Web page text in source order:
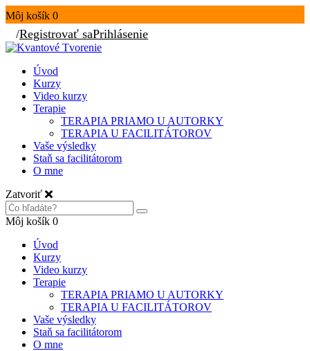
Môj košík 0
/Registrovať saPrihlásenie
Úvod
Kurzy
Video kurzy
Terapie
TERAPIA PRIAMO U AUTORKY
TERAPIA U FACILITÁTOROV
Vaše výsledky
Staň sa facilitátorom
O mne
Zatvoriť
Môj košík 0
Úvod
Kurzy
Video kurzy
Terapie
TERAPIA PRIAMO U AUTORKY
TERAPIA U FACILITÁTOROV
Vaše výsledky
Staň sa facilitátorom
O mne